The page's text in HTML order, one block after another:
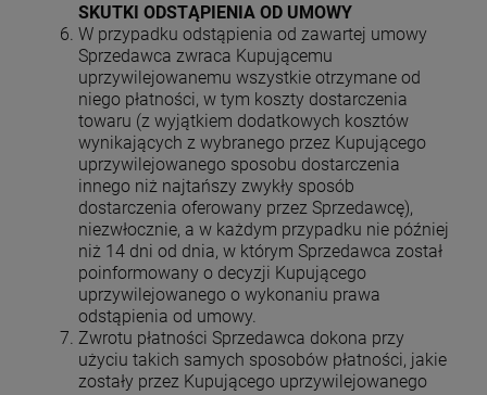
SKUTKI ODSTĄPIENIA OD UMOWY
W przypadku odstąpienia od zawartej umowy
Sprzedawca zwraca Kupującemu
uprzywilejowanemu wszystkie otrzymane od
niego płatności, w tym koszty dostarczenia
towaru (z wyjątkiem dodatkowych kosztów
wynikających z wybranego przez Kupującego
uprzywilejowanego sposobu dostarczenia
innego niż najtańszy zwykły sposób
dostarczenia oferowany przez Sprzedawcę),
niezwłocznie, a w każdym przypadku nie później
niż 14 dni od dnia, w którym Sprzedawca został
poinformowany o decyzji Kupującego
uprzywilejowanego o wykonaniu prawa
odstąpienia od umowy.
Zwrotu płatności Sprzedawca dokona przy
użyciu takich samych sposobów płatności, jakie
zostały przez Kupującego uprzywilejowanego